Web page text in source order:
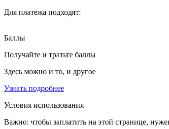
Для платежа подходят:
Баллы
Получайте и тратьте баллы
Здесь можно и то, и другое
Узнать подробнее
Условия использования
Важно: чтобы заплатить на этой странице,